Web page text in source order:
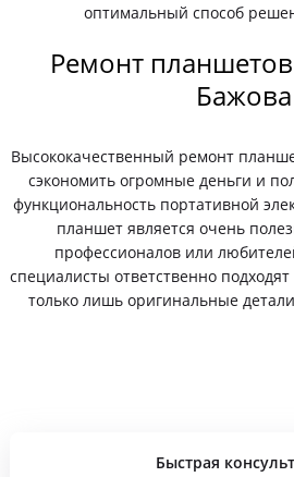
оптимальный способ
Ремонт
Бажова
Высококачественный ремонт
сэкономить огромные деньги и
функциональность портативной
планшет является очень
профессионалов или
специалисты ответственно
только лишь оригинальные
Быстрая